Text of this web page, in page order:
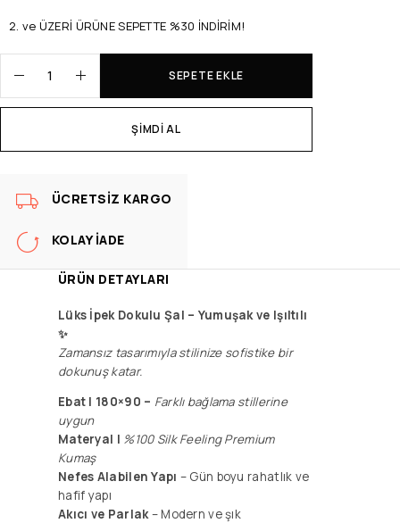
2. ve ÜZERİ ÜRÜNE SEPETTE %30 İNDİRİM!
SEPETE EKLE
ŞIMDI AL
ÜCRETSIZ KARGO
KOLAY İADE
ÜRÜN DETAYLARI
Lüks İpek Dokulu Şal – Yumuşak ve Işıltılı
✨
Zamansız tasarımıyla stilinize sofistike bir
dokunuş katar.
Ebat | 180×90 – Farklı bağlama stillerine
uygun
Materyal | %100 Silk Feeling Premium
Kumaş
Nefes Alabilen Yapı – Gün boyu rahatlık ve
hafif yapı
Akıcı ve Parlak– Modern ve şık